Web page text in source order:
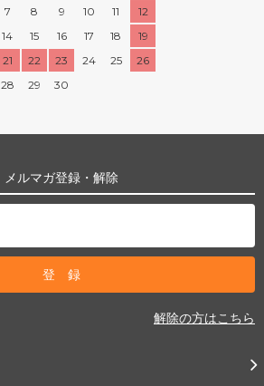
7 8 9 10 11
12
14 15 16 17 18
19
21 22 23 24 25
26
28 29 30
メルマガ登録・解除
解除の方はこちら